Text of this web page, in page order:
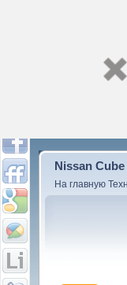
Nissan
На главную